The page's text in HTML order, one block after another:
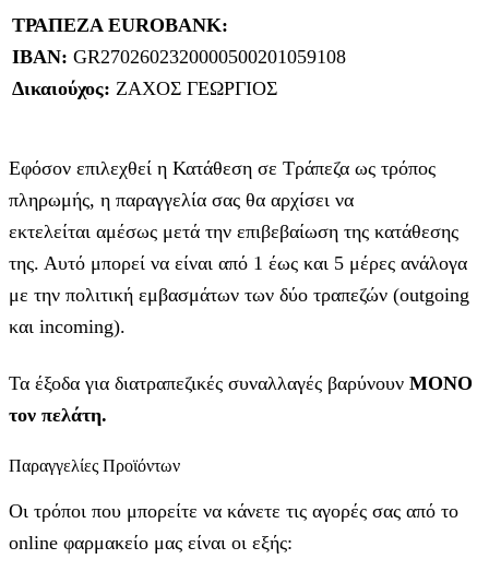
ΤΡΑΠΕΖΑ EUROBANK:
IBAN: GR2702602320000500201059108
Δικαιούχος: ΖΑΧΟΣ ΓΕΩΡΓΙΟΣ
Εφόσον επιλεχθεί η Κατάθεση σε Τράπεζα ως τρόπος
πληρωμής, η παραγγελία σας θα αρχίσει να
εκτελείται αμέσως μετά την επιβεβαίωση της κατάθεσης
της. Αυτό μπορεί να είναι από 1 έως και 5 μέρες ανάλογα
με την πολιτική εμβασμάτων των δύο τραπεζών (outgoing
και incoming).
Τα έξοδα για διατραπεζικές συναλλαγές βαρύνουν MONO
τον πελάτη.
Παραγγελίες Προϊόντων
Οι τρόποι που μπορείτε να κάνετε τις αγορές σας από το
online φαρμακείο μας είναι οι εξής: